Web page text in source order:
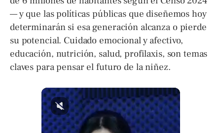
— y que las políticas públicas que diseñemos hoy
determinarán si esa generación alcanza o pierde
su potencial. Cuidado emocional y afectivo,
educación, nutrición, salud, profilaxis, son temas
claves para pensar el futuro de la niñez.